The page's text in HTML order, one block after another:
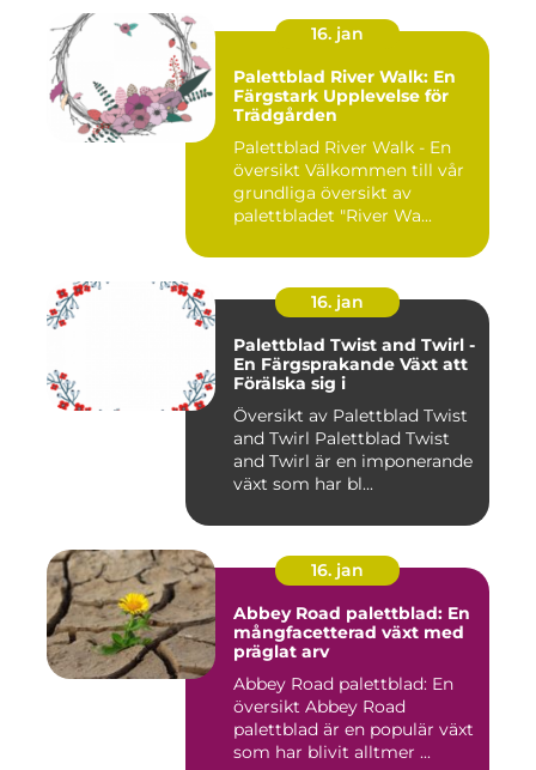
16. jan
Palettblad River Walk: En
Färgstark Upplevelse för
Trädgården
Palettblad River Walk - En
översikt Välkommen till vår
grundliga översikt av
palettbladet "River Wa...
16. jan
Palettblad Twist and Twirl -
En Färgsprakande Växt att
Förälska sig i
Översikt av Palettblad Twist
and Twirl Palettblad Twist
and Twirl är en imponerande
växt som har bl...
16. jan
Abbey Road palettblad: En
mångfacetterad växt med
präglat arv
Abbey Road palettblad: En
översikt Abbey Road
palettblad är en populär växt
som har blivit alltmer ...